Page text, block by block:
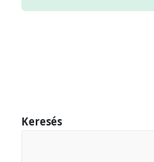
Keresés